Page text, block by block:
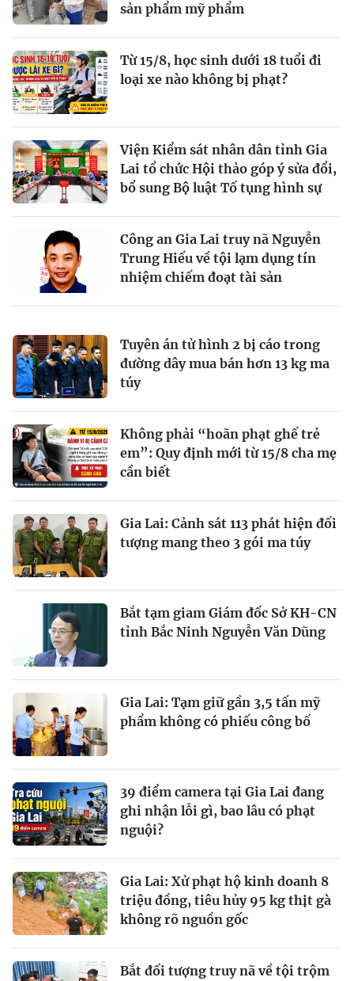
sản phẩm mỹ phẩm
Từ 15/8, học sinh dưới 18 tuổi đi
loại xe nào không bị phạt?
Viện Kiểm sát nhân dân tỉnh Gia
Lai tổ chức Hội thảo góp ý sửa đổi,
bổ sung Bộ luật Tố tụng hình sự
Công an Gia Lai truy nã Nguyễn
Trung Hiếu về tội lạm dụng tín
nhiệm chiếm đoạt tài sản
Tuyên án tử hình 2 bị cáo trong
đường dây mua bán hơn 13 kg ma
túy
Không phải “hoãn phạt ghế trẻ
em”: Quy định mới từ 15/8 cha mẹ
cần biết
Gia Lai: Cảnh sát 113 phát hiện đối
tượng mang theo 3 gói ma túy
Bắt tạm giam Giám đốc Sở KH-CN
tỉnh Bắc Ninh Nguyễn Văn Dũng
Gia Lai: Tạm giữ gần 3,5 tấn mỹ
phẩm không có phiếu công bố
39 điểm camera tại Gia Lai đang
ghi nhận lỗi gì, bao lâu có phạt
nguội?
Gia Lai: Xử phạt hộ kinh doanh 8
triệu đồng, tiêu hủy 95 kg thịt gà
không rõ nguồn gốc
Bắt đối tượng truy nã về tội trộm